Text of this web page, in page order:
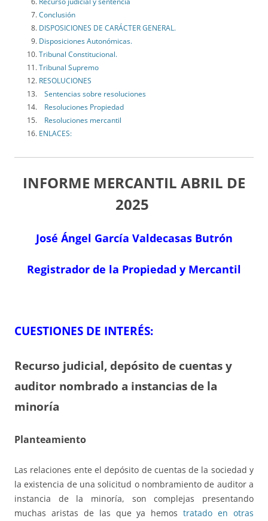
Conclusión
DISPOSICIONES DE CARÁCTER GENERAL.
Disposiciones Autonómicas.
Tribunal Constitucional.
Tribunal Supremo
RESOLUCIONES
Sentencias sobre resoluciones
Resoluciones Propiedad
Resoluciones mercantil
ENLACES:
INFORME MERCANTIL ABRIL DE
2025
José Ángel García Valdecasas Butrón
Registrador de la Propiedad y Mercantil
CUESTIONES DE INTERÉS:
Recurso judicial, depósito de cuentas y
auditor nombrado a instancias de la
minoría
Planteamiento
Las relaciones ente el depósito de cuentas de la sociedad y
la existencia de una solicitud o nombramiento de auditor a
instancia de la minoría, son complejas presentando
muchas aristas de las que ya hemostratado en otras